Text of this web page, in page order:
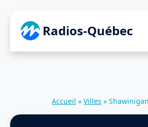
Radios-Québec
Accueil » Villes » Shawinigan